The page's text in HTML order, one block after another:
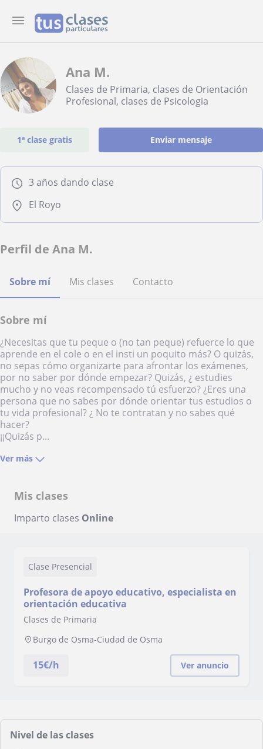
Ana M.
Clases de Primaria, clases de Orientación
Profesional, clases de Psicologia
1ª clase gratis Enviar mensaje
3 años dando clase
El Royo
Perfil de Ana M.
Sobre mí Mis clases Contacto
Sobre mí
¿Necesitas que tu peque o (no tan peque) refuerce lo que
aprende en el cole o en el insti un poquito más? O quizás,
no sepas cómo organizarte para afrontar los exámenes,
por no saber por dónde empezar? Quizás, ¿ estudies
mucho y no veas recompensado tú esfuerzo? ¿Eres una
persona que no sabes por dónde orientar tus estudios o
tu vida profesional? ¿ No te contratan y no sabes qué
hacer?
¡¡Quizás p...
Ver más
Mis clases
Imparto clases Online
Clase Presencial
Profesora de apoyo educativo, especialista en
orientación educativa
Clases de Primaria
Burgo de Osma-Ciudad de Osma
15€/h Ver anuncio
Nivel de las clases